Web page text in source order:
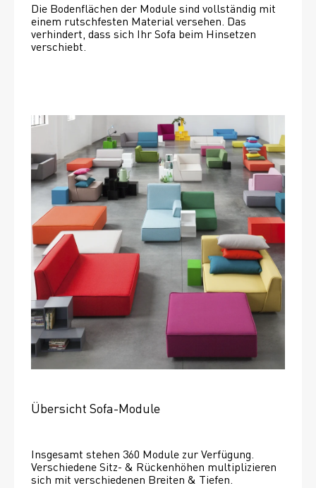
Die Bodenflächen der Module sind vollständig mit
einem rutschfesten Material versehen. Das
verhindert, dass sich Ihr Sofa beim Hinsetzen
verschiebt.
Übersicht Sofa-Module
Insgesamt stehen 360 Module zur Verfügung.
Verschiedene Sitz- & Rückenhöhen multiplizieren
sich mit verschiedenen Breiten & Tiefen.